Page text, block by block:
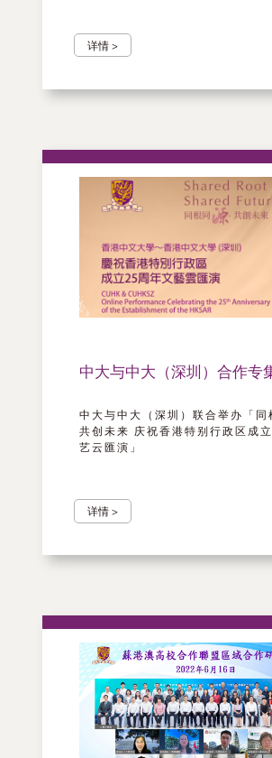
详情 >
中大与中大（深圳）合作专
中大与中大（深圳）联合举办「同
共创未来 庆祝香港特别行政区成
艺云匯演」
详情 >